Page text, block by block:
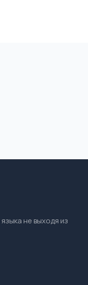
не выходя из